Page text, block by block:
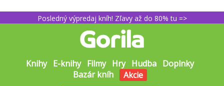
Posledný výpredaj kníh! Zľavy až do 80% tu =>
Knihy E-knihy Filmy Hry Hudba Doplnky
Bazár kníh
Akcie